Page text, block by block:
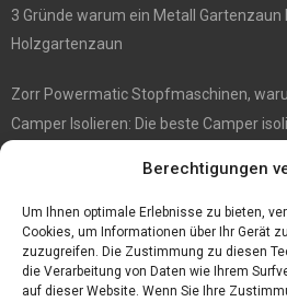
Berechtigungen
Um Ihnen optimale Erlebnisse zu bieten,
Cookies, um Informationen über Ihr Gerät
zuzugreifen. Die Zustimmung zu diesen
die Verarbeitung von Daten wie Ihrem
auf dieser Website. Wenn Sie Ihre
3 Gründe warum ein Metall Gartenzaun
Holzgartenzaun
Zorr Powermatic Stopfmaschinen,
Camper Isolieren: Die beste Camper
Immobilienmakler Gökay Gündüz
Masterarbeit auf Englisch: Anleitung